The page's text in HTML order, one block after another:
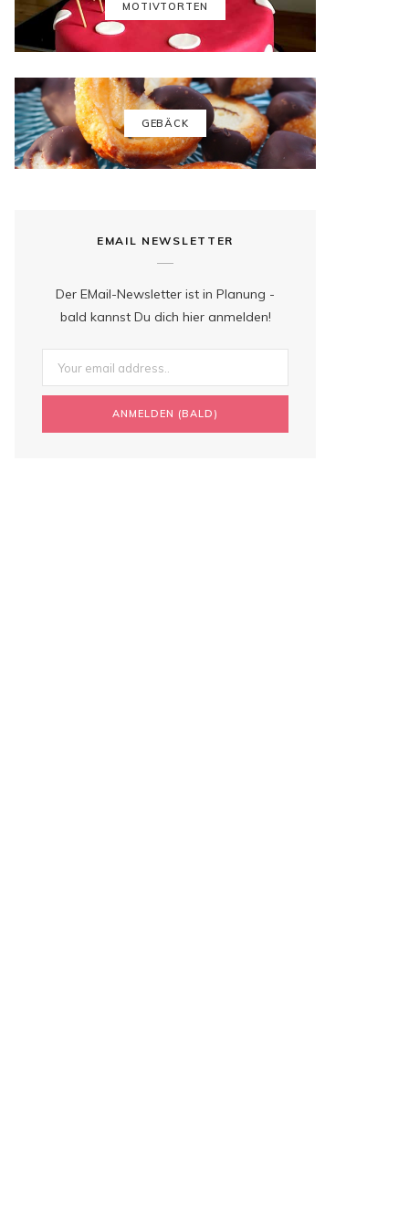
a
s
t
MOTIVTORTEN
GEBÄCK
EMAIL NEWSLETTER
Der EMail-Newsletter ist in Planung -
bald kannst Du dich hier anmelden!